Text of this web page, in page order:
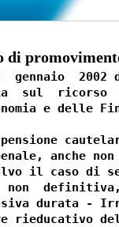
gennaio
sul  ricorso
e delle
anche
il caso di
non
durata -
rieducativo